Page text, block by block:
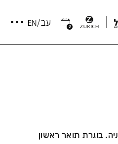
0
בוגרת תואר ראשון